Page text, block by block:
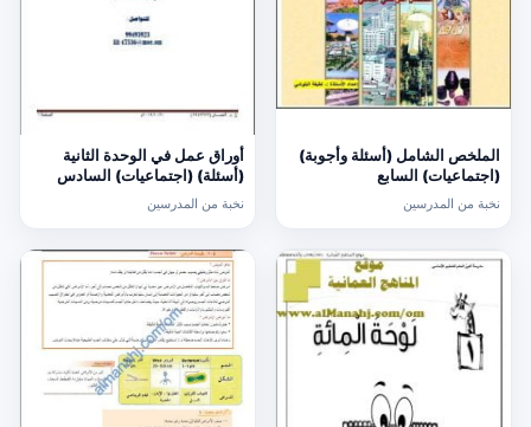
الملخص الشامل (أسئلة وأجوبة)
(اجتماعيات) السابع
نخبة من المدرسين
أوراق عمل في الوحدة الثانية
(أسئلة) (اجتماعيات) السادس
نخبة من المدرسين